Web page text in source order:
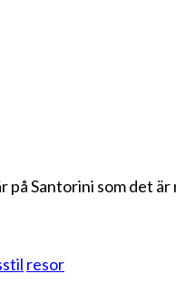
på Santorini som det
resor